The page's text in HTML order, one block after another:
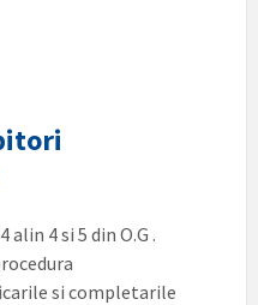
4 si 5 din O.G .
si completarile